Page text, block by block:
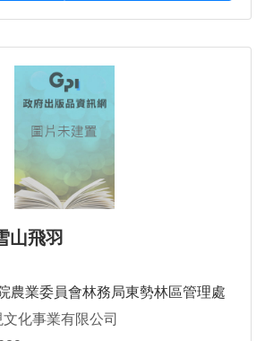
山飛羽
農業委員會林務局東勢林區管理處
化事業有限公司